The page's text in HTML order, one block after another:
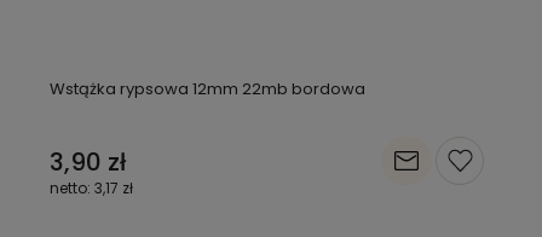
Wstążka rypsowa 12mm 22mb bordowa
3,90 zł
3,17 zł